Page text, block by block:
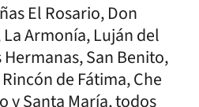
El Rosario, Don
Armonía, Luján del
San Benito,
de Fátima, Che
y Santa María, todos